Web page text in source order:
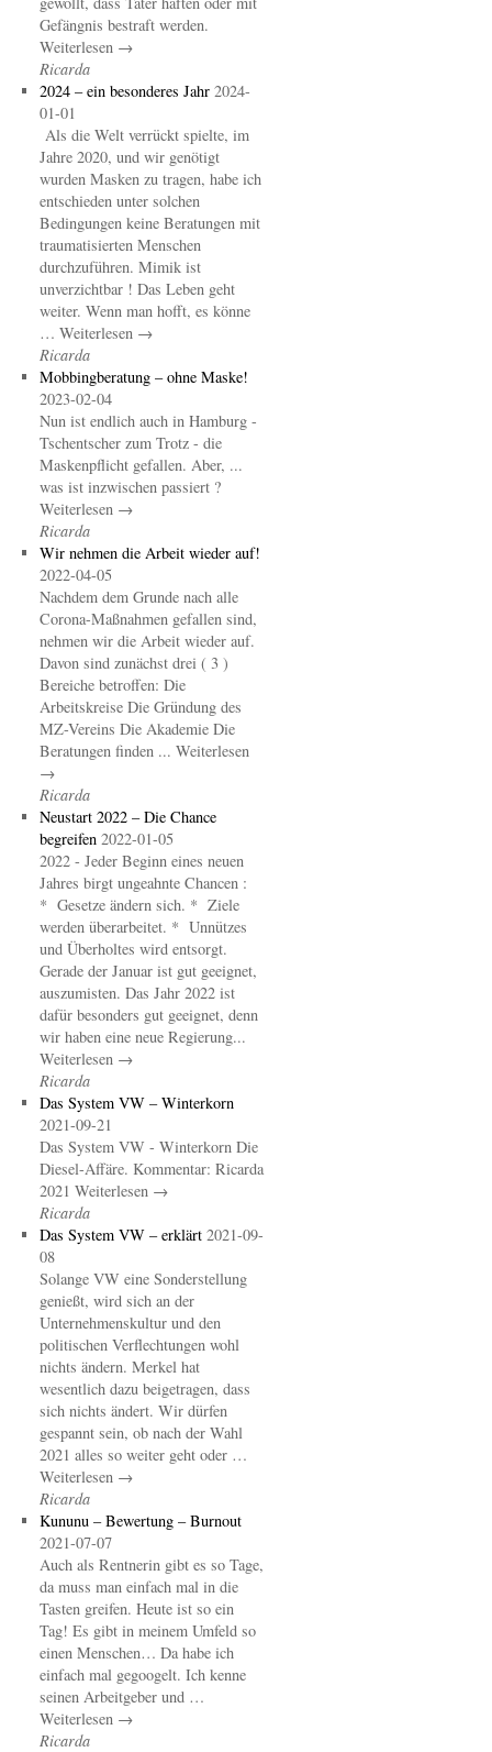
Gefängnis bestraft werden.
Weiterlesen →
Ricarda
2024 – ein besonderes Jahr 2024-
01-01
Als die Welt verrückt spielte, im
Jahre 2020, und wir genötigt
wurden Masken zu tragen, habe ich
entschieden unter solchen
Bedingungen keine Beratungen mit
traumatisierten Menschen
durchzuführen. Mimik ist
unverzichtbar ! Das Leben geht
weiter. Wenn man hofft, es könne
… Weiterlesen →
Ricarda
Mobbingberatung – ohne Maske!
2023-02-04
Nun ist endlich auch in Hamburg -
Tschentscher zum Trotz - die
Maskenpflicht gefallen. Aber, ...
was ist inzwischen passiert ?
Weiterlesen →
Ricarda
Wir nehmen die Arbeit wieder auf!
2022-04-05
Nachdem dem Grunde nach alle
Corona-Maßnahmen gefallen sind,
nehmen wir die Arbeit wieder auf.
Davon sind zunächst drei ( 3 )
Bereiche betroffen: Die
Arbeitskreise Die Gründung des
MZ-Vereins Die Akademie Die
Beratungen finden ... Weiterlesen
→
Ricarda
Neustart 2022 – Die Chance
begreifen 2022-01-05
2022 - Jeder Beginn eines neuen
Jahres birgt ungeahnte Chancen :
* Gesetze ändern sich. * Ziele
werden überarbeitet. * Unnützes
und Überholtes wird entsorgt.
Gerade der Januar ist gut geeignet,
auszumisten. Das Jahr 2022 ist
dafür besonders gut geeignet, denn
wir haben eine neue Regierung...
Weiterlesen →
Ricarda
Das System VW – Winterkorn
2021-09-21
Das System VW - Winterkorn Die
Diesel-Affäre. Kommentar: Ricarda
2021 Weiterlesen →
Ricarda
Das System VW – erklärt 2021-09-
08
Solange VW eine Sonderstellung
genießt, wird sich an der
Unternehmenskultur und den
politischen Verflechtungen wohl
nichts ändern. Merkel hat
wesentlich dazu beigetragen, dass
sich nichts ändert. Wir dürfen
gespannt sein, ob nach der Wahl
2021 alles so weiter geht oder …
Weiterlesen →
Ricarda
Kununu – Bewertung – Burnout
2021-07-07
Auch als Rentnerin gibt es so Tage,
da muss man einfach mal in die
Tasten greifen. Heute ist so ein
Tag! Es gibt in meinem Umfeld so
einen Menschen… Da habe ich
einfach mal gegoogelt. Ich kenne
seinen Arbeitgeber und …
Weiterlesen →
Ricarda